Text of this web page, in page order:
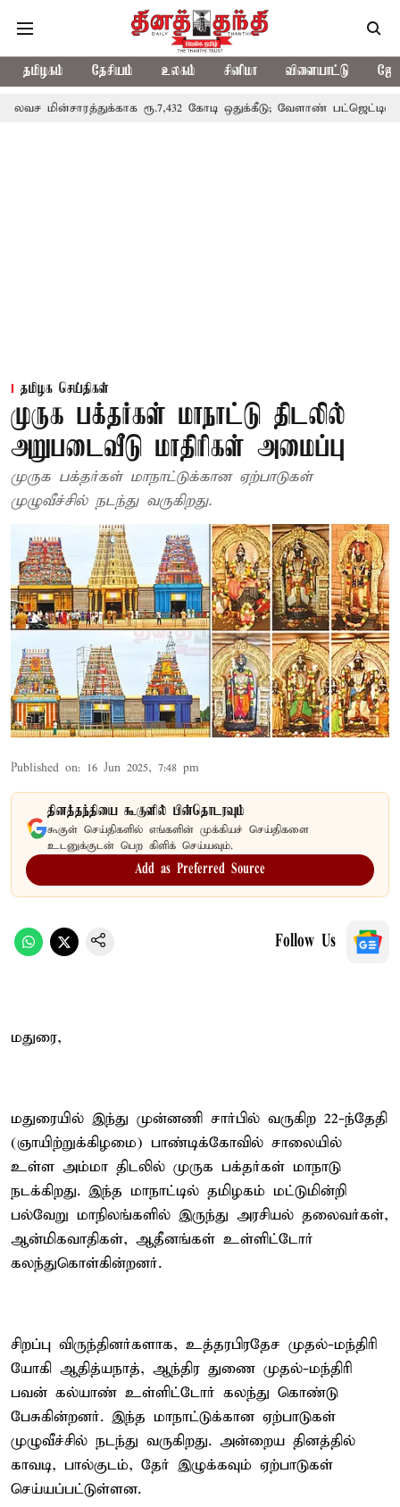
தமிழகம் தேசியம் உலகம் சினிமா விளையாட்டு
ரூ.7,432 கோடி ஒதுக்கீடு; வேளாண் பட்ஜெட்டில் அறிவிப்பு
தமிழக செய்திகள்
முருக பக்தர்கள் மாநாட்டு திடலில்
அறுபடைவீடு மாதிரிகள் அமைப்பு
முருக பக்தர்கள் மாநாட்டுக்கான ஏற்பாடுகள்
முழுவீச்சில் நடந்து வருகிறது.
Published on: 16 Jun 2025, 7:48 pm
தினத்தந்தியை கூகுளில் பின்தொடரவும்
கூகுள் செய்திகளில் எங்களின் முக்கியச் செய்திகளை
உடனுக்குடன் பெற கிளிக் செய்யவும்.
Add as Preferred Source
Follow Us
மதுரை,
மதுரையில் இந்து முன்னணி சார்பில் வருகிற 22-ந்தேதி
(ஞாயிற்றுக்கிழமை) பாண்டிக்கோவில் சாலையில்
உள்ள அம்மா திடலில் முருக பக்தர்கள் மாநாடு
நடக்கிறது. இந்த மாநாட்டில் தமிழகம் மட்டுமின்றி
பல்வேறு மாநிலங்களில் இருந்து அரசியல் தலைவர்கள்,
ஆன்மிகவாதிகள், ஆதீனங்கள் உள்ளிட்டோர்
கலந்துகொள்கின்றனர்.
சிறப்பு விருந்தினர்களாக, உத்தரபிரதேச முதல்-மந்திரி
யோகி ஆதித்யநாத், ஆந்திர துணை முதல்-மந்திரி
பவன் கல்யாண் உள்ளிட்டோர் கலந்து கொண்டு
பேசுகின்றனர். இந்த மாநாட்டுக்கான ஏற்பாடுகள்
முழுவீச்சில் நடந்து வருகிறது. அன்றைய தினத்தில்
காவடி, பால்குடம், தேர் இழுக்கவும் ஏற்பாடுகள்
செய்யப்பட்டுள்ளன.